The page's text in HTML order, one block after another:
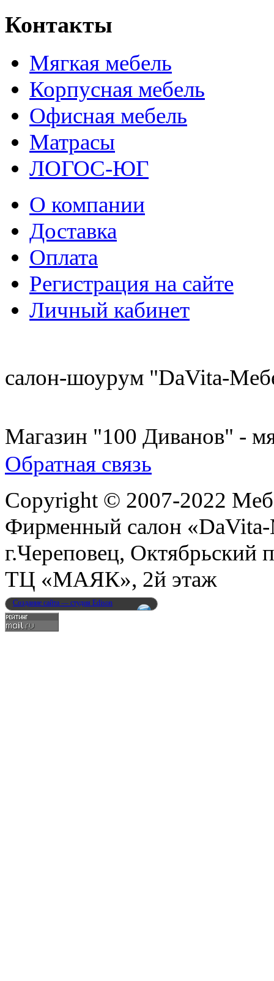
Контакты
Мягкая мебель
Корпусная мебель
Офисная мебель
Матрасы
ЛОГОС-ЮГ
О компании
Доставка
Оплата
Регистрация на сайте
Личный кабинет
салон-шоурум "DaVita-
Магазин "100 Диванов" -
Обратная связь
Copyright © 2007-2022
Фирменный салон
г.Череповец, Октябрьский
ТЦ «МАЯК», 2й этаж
Создание сайта — студия Edison